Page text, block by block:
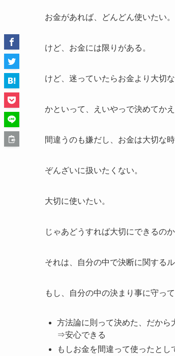
お金があれば、どんどん使いたい。
けど、お金には限りがある。
けど、迷っていたらお金より大切
かといって、えいやっで決めてか
間違うのも嫌だし、お金は大切な
ぞんざいに扱いたくない。
大切に使いたい。
じゃあどうすれば大切にできるのか
それは、自分の中で決断に関する
もし、自分の中の決まり事に守っ
方法論に則って決めた、だから
⇒安心できる
もしお金を間違って使ったとし